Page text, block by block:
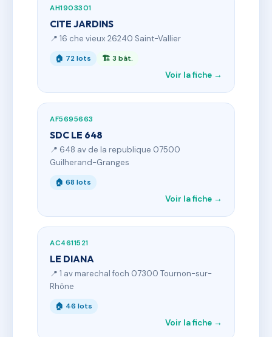
AH1903301
CITE JARDINS
📍 16 che vieux 26240 Saint-Vallier
🏠 72 lots 🏗 3 bât.
Voir la fiche →
AF5695663
SDC LE 648
📍 648 av de la republique 07500
Guilherand-Granges
🏠 68 lots
Voir la fiche →
AC4611521
LE DIANA
📍 1 av marechal foch 07300 Tournon-sur-
Rhône
🏠 46 lots
Voir la fiche →